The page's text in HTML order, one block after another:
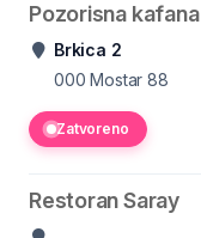
Pozorisna kafana
Brkica 2
000 Mostar 88
Zatvoreno
Restoran Saray